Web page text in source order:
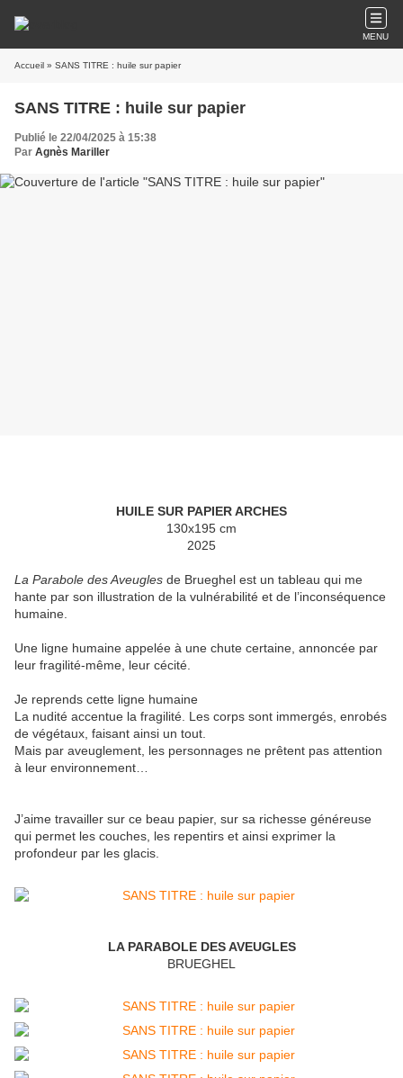
MENU
Accueil » SANS TITRE : huile sur papier
SANS TITRE : huile sur papier
Publié le 22/04/2025 à 15:38
Par Agnès Mariller
HUILE SUR PAPIER ARCHES
130x195 cm
2025
La Parabole des Aveugles de Brueghel est un tableau qui me
hante par son illustration de la vulnérabilité et de l’inconséquence
humaine.
Une ligne humaine appelée à une chute certaine, annoncée par
leur fragilité-même, leur cécité.
Je reprends cette ligne humaine
La nudité accentue la fragilité. Les corps sont immergés, enrobés
de végétaux, faisant ainsi un tout.
Mais par aveuglement, les personnages ne prêtent pas attention
à leur environnement…
J’aime travailler sur ce beau papier, sur sa richesse généreuse
qui permet les couches, les repentirs et ainsi exprimer la
profondeur par les glacis.
LA PARABOLE DES AVEUGLES
BRUEGHEL